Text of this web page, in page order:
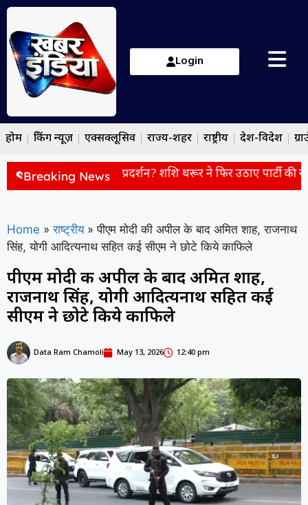
Login
होम ब्रेकिंग न्यूज़ एक्सक्लूसिव राज्य-शहर राष्ट्रीय देश-विदेश
Breaking News
असरदार रहा कांग्रेस का प्रदर्शन? शशि थरूर ने फिर उठाए पार्टी की
Home » राष्ट्रीय » पीएम मोदी की अपील के बाद अमित शाह, राजनाथ
सिंह, योगी आदित्यनाथ सहित कई सीएम ने छोटे किये काफिले
पीएम मोदी की अपील के बाद अमित शाह,
राजनाथ सिंह, योगी आदित्यनाथ सहित कई
सीएम ने छोटे किये काफिले
Data Ram Chamoli May 13, 2026 12:40 pm